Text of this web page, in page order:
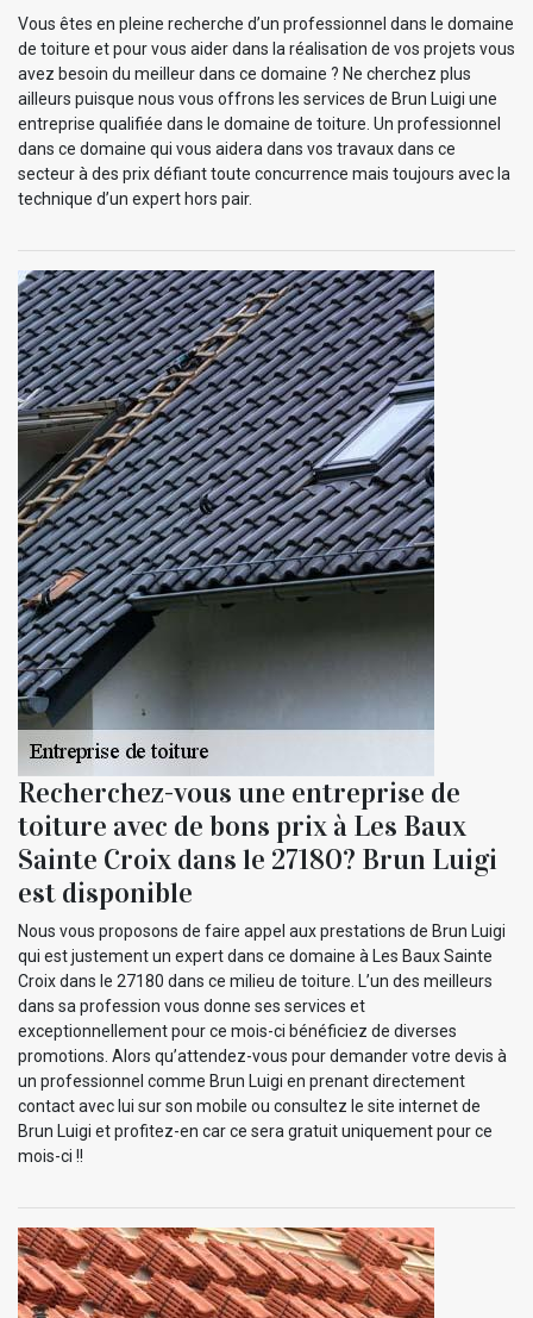
Vous êtes en pleine recherche d’un professionnel dans le domaine
de toiture et pour vous aider dans la réalisation de vos projets vous
avez besoin du meilleur dans ce domaine ? Ne cherchez plus
ailleurs puisque nous vous offrons les services de Brun Luigi une
entreprise qualifiée dans le domaine de toiture. Un professionnel
dans ce domaine qui vous aidera dans vos travaux dans ce
secteur à des prix défiant toute concurrence mais toujours avec la
technique d’un expert hors pair.
Recherchez-vous une entreprise de
toiture avec de bons prix à Les Baux
Sainte Croix dans le 27180? Brun Luigi
est disponible
Nous vous proposons de faire appel aux prestations de Brun Luigi
qui est justement un expert dans ce domaine à Les Baux Sainte
Croix dans le 27180 dans ce milieu de toiture. L’un des meilleurs
dans sa profession vous donne ses services et
exceptionnellement pour ce mois-ci bénéficiez de diverses
promotions. Alors qu’attendez-vous pour demander votre devis à
un professionnel comme Brun Luigi en prenant directement
contact avec lui sur son mobile ou consultez le site internet de
Brun Luigi et profitez-en car ce sera gratuit uniquement pour ce
mois-ci !!